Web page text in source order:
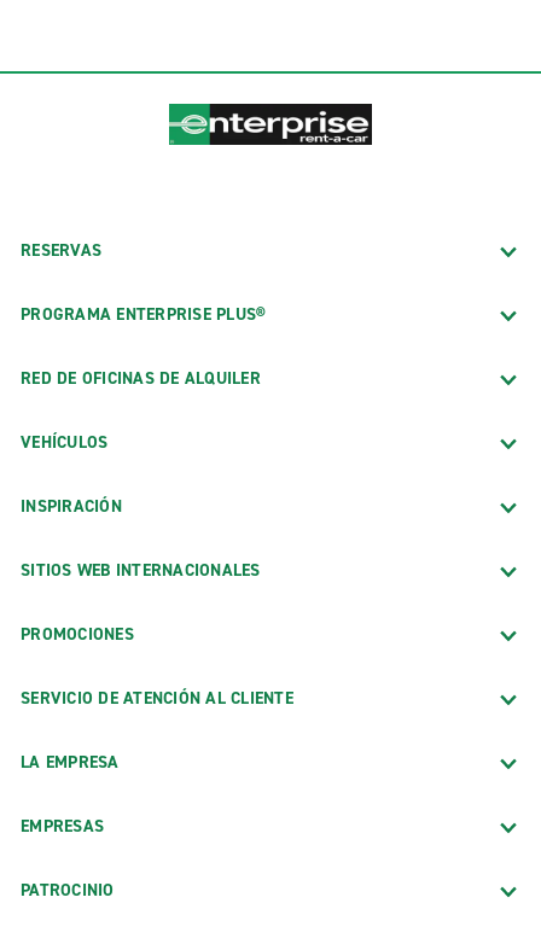
RESERVAS
PROGRAMA ENTERPRISE PLUS®
RED DE OFICINAS DE ALQUILER
VEHÍCULOS
INSPIRACIÓN
SITIOS WEB INTERNACIONALES
PROMOCIONES
SERVICIO DE ATENCIÓN AL CLIENTE
LA EMPRESA
EMPRESAS
PATROCINIO